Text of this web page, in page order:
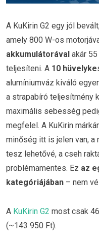
A KuKirin G2 egy jól
amely 800 W-os
akkumulátorával akár
teljesíteni. A 10 hüvelyke
alumíniumváz kiváló
a strapabíró teljesítmény
maximális sebesség
megfelel. A KuKirin
minőség itt is jelen van,
tesz lehetővé, a cseh
problémamentes. Ez az
kategóriájában – nem
A KuKirin G2 most csak
(~143 950 Ft).